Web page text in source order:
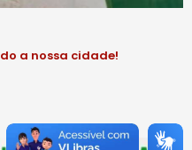
a nossa cidade!